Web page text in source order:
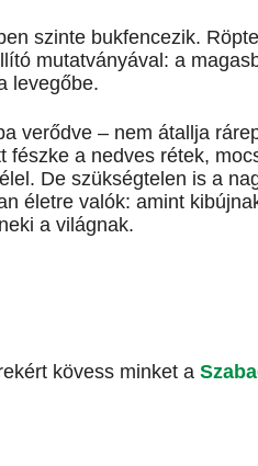
szinte bukfencezik.
mutatványával: a
levegőbe.
verődve – nem átallja
fészke a nedves rétek,
De szükségtelen is a
életre valók: amint
a világnak.
kövess minket a